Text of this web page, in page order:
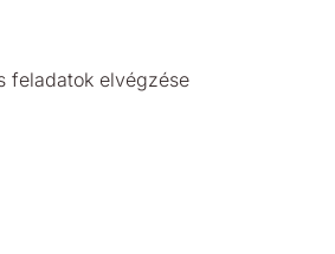
feladatok elvégzése